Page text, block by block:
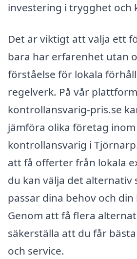
investering i trygghet och
Det är viktigt att välja ett
bara har erfarenhet utan
förståelse för lokala
regelverk. På vår plattform
kontrollansvarig-pris.se
jämföra olika företag inom
kontrollansvarig i
att få offerter från lokala
du kan välja det alternativ
passar dina behov och
Genom att få flera
säkerställa att du får
och service.